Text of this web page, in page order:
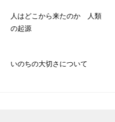
人はどこから来たのか 人類
の起源
いのちの大切さについて